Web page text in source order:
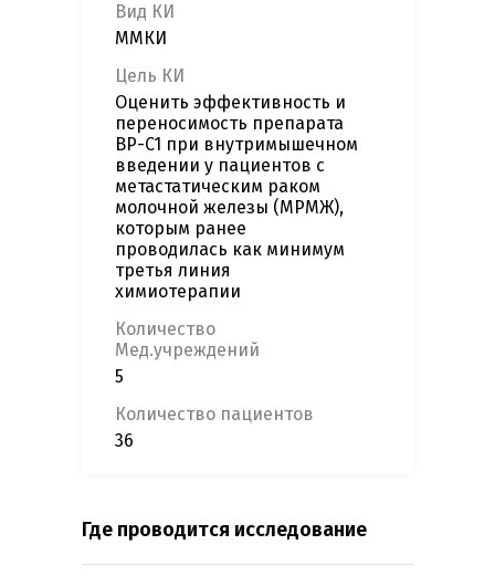
Вид КИ
ММКИ
Цель КИ
Оценить эффективность и
переносимость препарата
BP-C1 при внутримышечном
введении у пациентов с
метастатическим раком
молочной железы (МРМЖ),
которым ранее
проводилась как минимум
третья линия
химиотерапии
Количество
Мед.учреждений
5
Количество пациентов
36
Где проводится исследование